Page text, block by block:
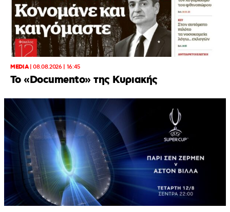
MEDIA|08.08.2026 | 16:45
Το «Documento» της Κυριακής